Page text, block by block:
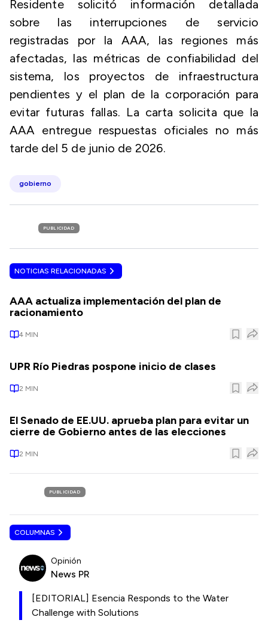
Residente solicitó información detallada
sobre las interrupciones de servicio
registradas por la AAA, las regiones más
afectadas, las métricas de confiabilidad del
sistema, los proyectos de infraestructura
pendientes y el plan de la corporación para
evitar futuras fallas. La carta solicita que la
AAA entregue respuestas oficiales no más
tarde del 5 de junio de 2026.
gobierno
PUBLICIDAD
NOTICIAS RELACIONADAS
AAA actualiza implementación del plan de
racionamiento
4 MIN
UPR Río Piedras pospone inicio de clases
2 MIN
El Senado de EE.UU. aprueba plan para evitar un
cierre de Gobierno antes de las elecciones
2 MIN
PUBLICIDAD
COLUMNAS
Opinión
News PR
[EDITORIAL] Esencia Responds to the Water
Challenge with Solutions